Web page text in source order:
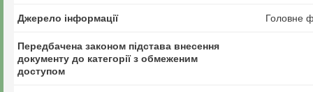
Джерело інформації Головне
Передбачена законом підстава внесення
документу до категорії з обмеженим
доступом